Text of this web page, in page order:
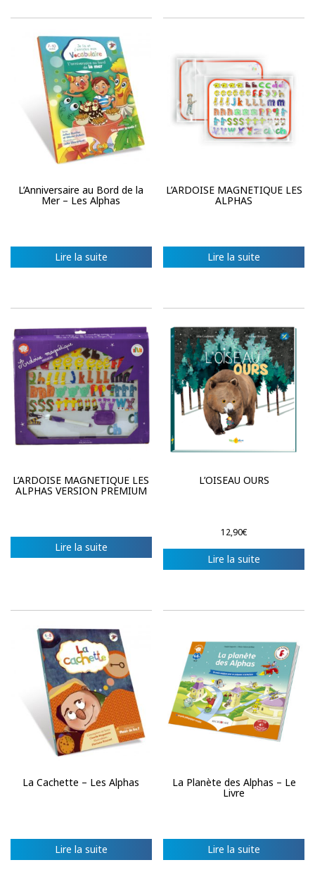
L’Anniversaire au Bord de la
Mer – Les Alphas
Lire la suite
L’ARDOISE MAGNETIQUE LES
ALPHAS
Lire la suite
L’ARDOISE MAGNETIQUE LES
ALPHAS VERSION PREMIUM
Lire la suite
L’OISEAU OURS
12,90€
Lire la suite
La Cachette – Les Alphas
Lire la suite
La Planète des Alphas – Le
Livre
Lire la suite